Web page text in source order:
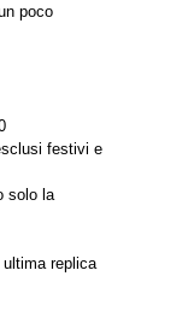
poco
festivi e
solo la
replica